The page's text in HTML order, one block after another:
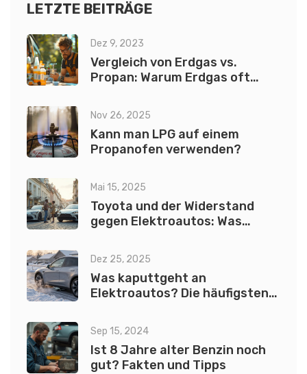
LETZTE BEITRÄGE
Dez 9, 2023
Vergleich von Erdgas vs.
Propan: Warum Erdgas oft
Nov 26, 2025
Kann man LPG auf einem
Propanofen verwenden?
Mai 15, 2025
Toyota und der Widerstand
gegen Elektroautos: Was
Dez 25, 2025
Was kaputtgeht an
Elektroautos? Die häufigsten
sind als bei Benziner
Sep 15, 2024
Ist 8 Jahre alter Benzin noch
gut? Fakten und Tipps